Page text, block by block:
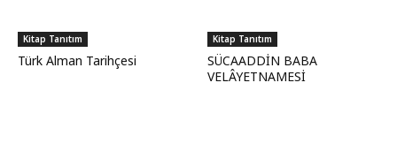
Kitap Tanıtım
Türk Alman Tarihçesi
Kitap Tanıtım
SÜCAADDİN BABA
VELÂYETNAMESİ